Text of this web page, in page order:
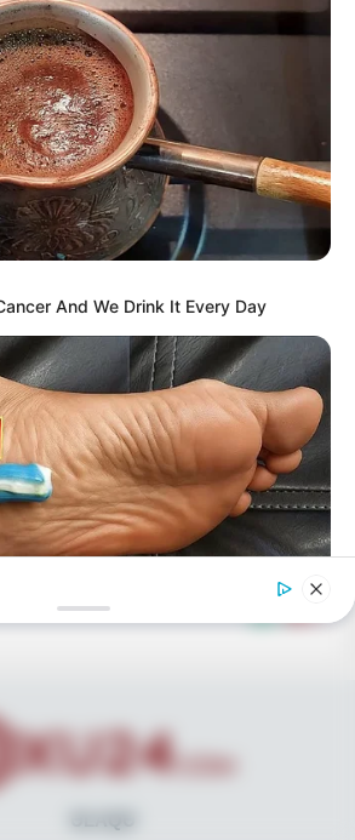
KRİMİNAL
dəhşət:Mağaza sahibi
bıçaqladı
0 0
İQTİSADİYYAT
milyon manata yaxın
And We Drink It Every Day